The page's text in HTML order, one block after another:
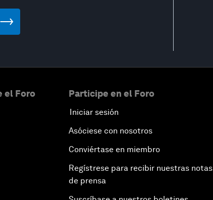
el Foro Participe en el Foro
Iniciar sesión
Asóciese con nosotros
Conviértase en miembro
Regístrese para recibir nuestras notas
de prensa